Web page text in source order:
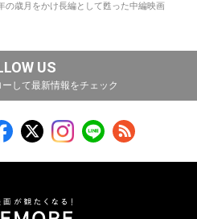
の歳月をかけ長編として甦った中編映画
US
ーして最新情報をチェック